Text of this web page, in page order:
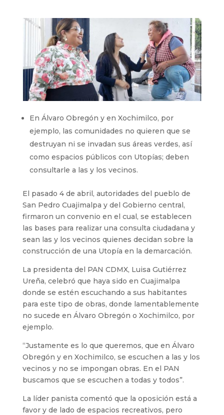
En Álvaro Obregón y en Xochimilco, por
ejemplo, las comunidades no quieren que se
destruyan ni se invadan sus áreas verdes, así
como espacios públicos con Utopías; deben
consultarle a las y los vecinos.
El pasado 4 de abril, autoridades del pueblo de
San Pedro Cuajimalpa y del Gobierno central,
firmaron un convenio en el cual, se establecen
las bases para realizar una consulta ciudadana y
sean las y los vecinos quienes decidan sobre la
construcción de una Utopía en la demarcación.
La presidenta del PAN CDMX, Luisa Gutiérrez
Ureña, celebró que haya sido en Cuajimalpa
donde se estén escuchando a sus habitantes
para este tipo de obras, donde lamentablemente
no sucede en Álvaro Obregón o Xochimilco, por
ejemplo.
“Justamente es lo que queremos, que en Álvaro
Obregón y en Xochimilco, se escuchen a las y los
vecinos y no se impongan obras. En el PAN
buscamos que se escuchen a todas y todos”.
La líder panista comentó que la oposición está a
favor y de lado de espacios recreativos, pero